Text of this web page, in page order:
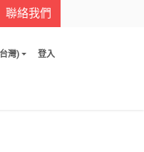
聯絡我們
灣) 登入